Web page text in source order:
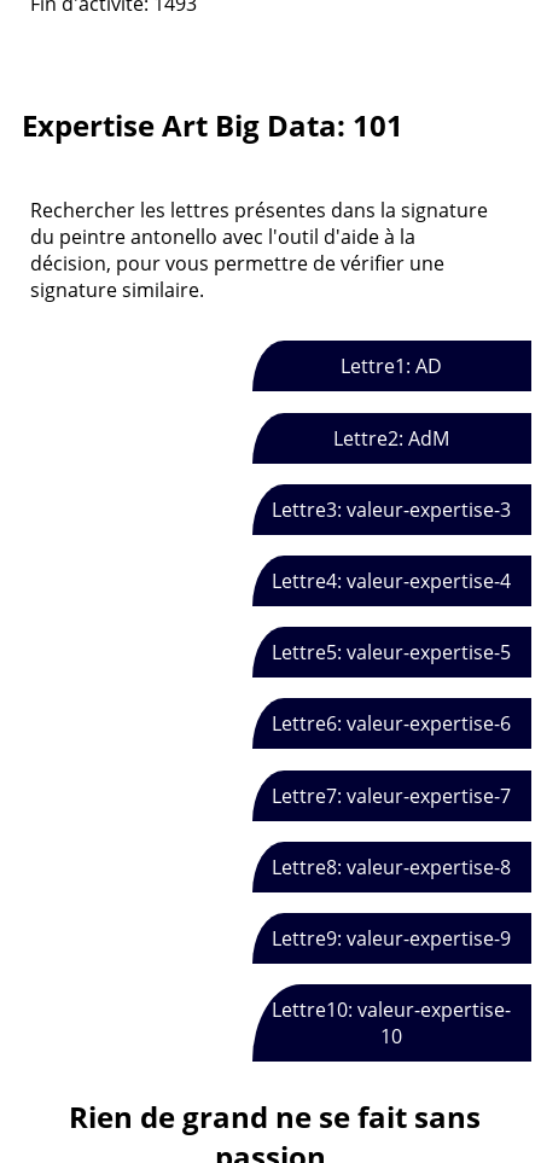
Expertise Art Big Data: 101
Rechercher les lettres présentes dans la signature
du peintre antonello avec l'outil d'aide à la
décision, pour vous permettre de vérifier une
signature similaire.
Lettre1: AD
Lettre2: AdM
Lettre3: valeur-expertise-3
Lettre4: valeur-expertise-4
Lettre5: valeur-expertise-5
Lettre6: valeur-expertise-6
Lettre7: valeur-expertise-7
Lettre8: valeur-expertise-8
Lettre9: valeur-expertise-9
Lettre10: valeur-expertise-
10
Rien de grand ne se fait sans